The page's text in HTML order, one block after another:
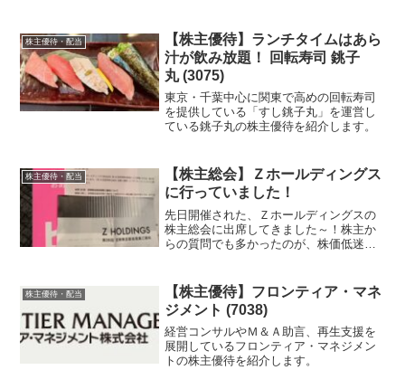
株主優待・配当
【株主優待】ランチタイムはあら
汁が飲み放題！ 回転寿司 銚子
丸 (3075)
東京・千葉中心に関東で高めの回転寿司
を提供している「すし銚子丸」を運営し
ている銚子丸の株主優待を紹介します。
株主優待・配当
【株主総会】Ｚホールディングス
に行っていました！
先日開催された、Ｚホールディングスの
株主総会に出席してきました～！株主か
らの質問でも多かったのが、株価低迷関
いるのに対策していない、自社株買いの
予定はあるのか？といった株価を上げて
くれ・・・という悲鳴です(笑)
株主優待・配当
【株主優待】フロンティア・マネ
ジメント (7038)
経営コンサルやＭ＆Ａ助言、再生支援を
展開しているフロンティア・マネジメン
トの株主優待を紹介します。